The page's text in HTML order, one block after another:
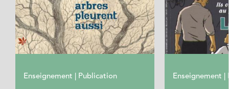
Enseignement | Publication
Enseignement